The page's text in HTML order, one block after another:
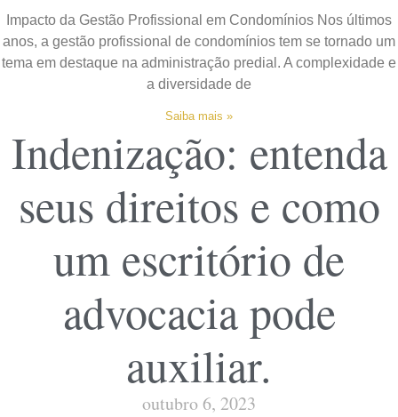
Impacto da Gestão Profissional em Condomínios Nos últimos
anos, a gestão profissional de condomínios tem se tornado um
tema em destaque na administração predial. A complexidade e
a diversidade de
Saiba mais »
Indenização: entenda
seus direitos e como
um escritório de
advocacia pode
auxiliar.
outubro 6, 2023